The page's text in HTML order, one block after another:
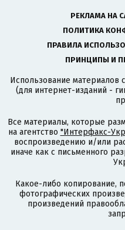
РЕКЛАМА НА
ПОЛИТИКА
ПРАВИЛА
ПРИНЦИПЫ И
Использование материалов
(для интернет-изданий -
Все материалы, которые
на агентство "Интерфакс-
воспроизведению и/или
иначе как с письменного
Какое-либо копирование,
фотографических
произведений